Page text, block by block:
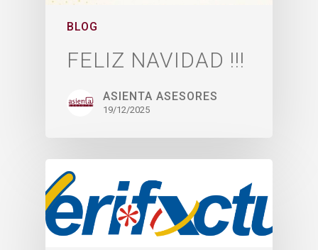
BLOG
FELIZ NAVIDAD !!!
ASIENTA ASESORES
19/12/2025